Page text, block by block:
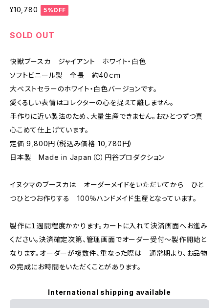
¥10,780 5%OFF
SOLD OUT
快獣ブースカ ジャイアント ホワイト・白色
ソフトビニール製 全長 約40ｃｍ
大ベストセラーのホワイト・白色バージョンです。
愛くるしい表情はコレクターの心を捉えて離しません。
手作りに近い製法のため、大量生産できません。おひとつずつ真
心こめて仕上げています。
定価 9,800円（税込み価格 10,780円）
日本製 Made in Japan（C）円谷プロダクション
イヌクマのブースカは オーダーメイドをいただいてから ひと
つひとつお作りする 100％ハンドメイド生産となっています。
製作に１週間程度かかります。カートに入れて決済画面へお進み
ください。決済確定次第、管理画面でオーダー受付～製作開始と
なります。オーダーが複数件、重なった際は 通常期より、お品物
の完成にお時間をいただくことがあります。
International shipping available